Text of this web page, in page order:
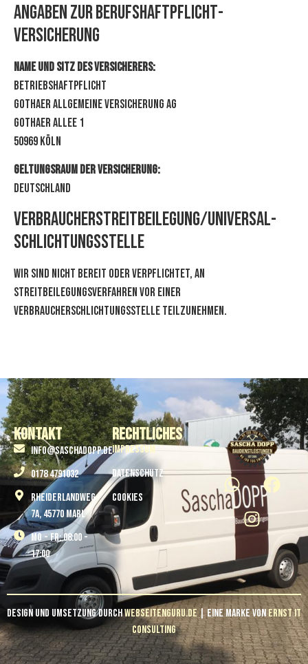
Angaben zur Berufs­haftpflicht­
versicherung
Name und Sitz des Versicherers:
Betriebshaftpflicht
Gothaer Allgemeine Versicherung AG
Gothaer Allee 1
50969 Köln
Geltungsraum der Versicherung:
Deutschland
Verbraucher­streit­beilegung/Universal­
schlichtungs­stelle
Wir sind nicht bereit oder verpflichtet, an
Streitbeilegungsverfahren vor einer
Verbraucherschlichtungsstelle teilzunehmen.
Kontakt
info@saschadopp.de
0178 4791032
Rheiderlandweg
7A, 45770 Marl
Mo - Fr: 08:00 -
17:00
Rechtliches
Impressum
Datenschutz
Cookies
Design und Umsetzung durchWebseitenguru.de| Eine Marke vonErnst IT
Consulting